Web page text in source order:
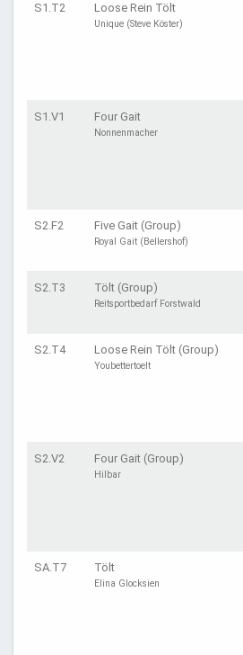
S1.T2 Loose Rein Tölt
Unique (Steve Köster)
S1.V1 Four Gait
Nonnenmacher
S2.F2 Five Gait (Group)
Royal Gait (Bellershof)
S2.T3 Tölt (Group)
Reitsportbedarf Forstwald
S2.T4 Loose Rein Tölt (Group)
Youbettertoelt
S2.V2 Four Gait (Group)
Hilbar
SA.T7 Tölt
Elina Glocksien